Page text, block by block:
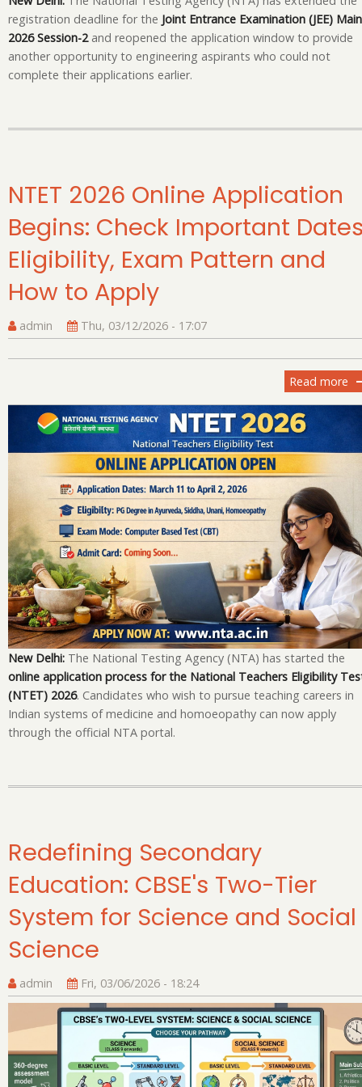
registration deadline for the Joint Entrance Examination (JEE) Main
2026 Session-2and reopened the application window to provide
another opportunity to engineering aspirants who could not
complete their applications earlier.
NTET 2026 Online Application
Begins: Check Important
Eligibility, Exam Pattern and
How to Apply
admin Thu, 03/12/2026 - 17:07
Read more
to
New Delhi: The National Testing Agency (NTA) has started the
online application process for the National Teachers Eligibility
(NTET) 2026. Candidates who wish to pursue teaching careers in
Indian systems of medicine and homoeopathy can now apply
through the official NTA portal.
Redefining Secondary
Education: CBSE's Two-Tier
System for Science and Social
Science
admin Fri, 03/06/2026 - 18:24